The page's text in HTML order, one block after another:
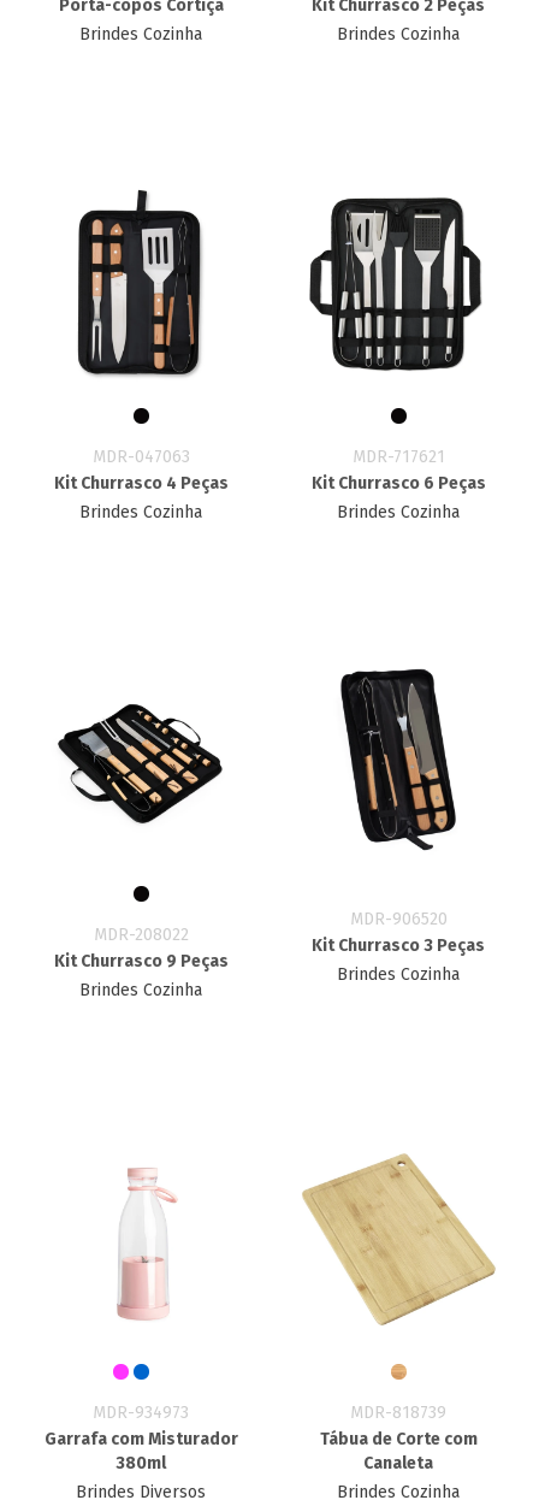
Porta-copos Cortiça
Brindes Cozinha
Kit Churrasco 2 Peças
Brindes Cozinha
MDR-047063
Kit Churrasco 4 Peças
Brindes Cozinha
MDR-717621
Kit Churrasco 6 Peças
Brindes Cozinha
MDR-208022
Kit Churrasco 9 Peças
Brindes Cozinha
MDR-906520
Kit Churrasco 3 Peças
Brindes Cozinha
MDR-934973
Garrafa com Misturador
380ml
Brindes Diversos
MDR-818739
Tábua de Corte com
Canaleta
Brindes Cozinha